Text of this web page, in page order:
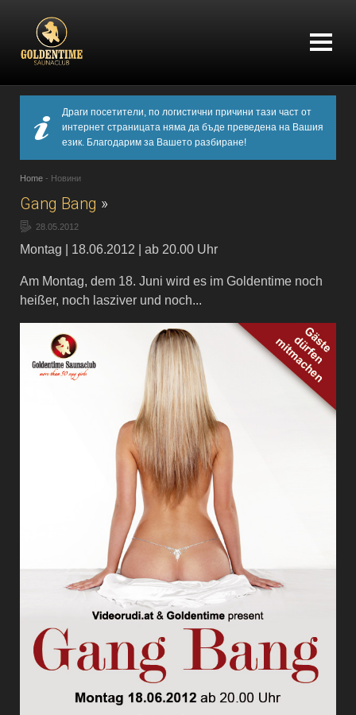
Драги посетители, по логистични причини тази част от
интернет страницата няма да бъде преведена на Вашия
език. Благодарим за Вашето разбиране!
Home - Новини
Gang Bang »
28.05.2012
Montag | 18.06.2012 | ab 20.00 Uhr
Am Montag, dem 18. Juni wird es im Goldentime noch
heißer, noch lasziver und noch...